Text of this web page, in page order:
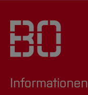
Informationen